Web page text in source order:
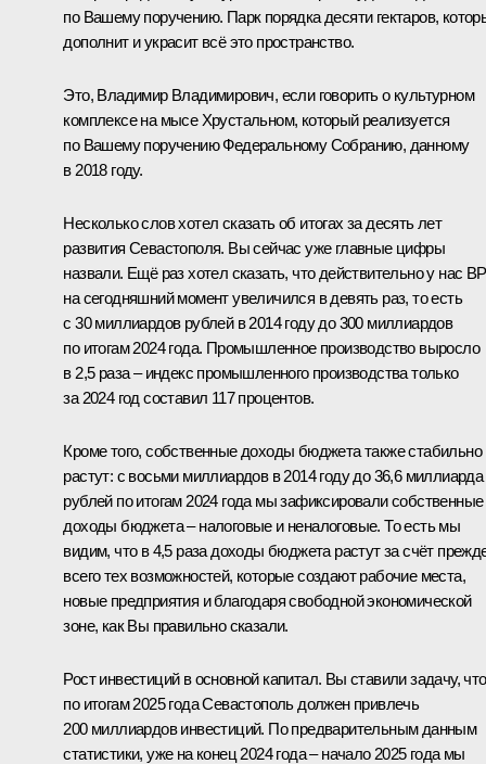
по Вашему поручению. Парк порядка десяти гектаров,
дополнит и украсит всё это пространство.
Это, Владимир Владимирович, если говорить о культурном
комплексе на мысе Хрустальном, который реализуется
по Вашему поручению Федеральному Собранию, данному
в 2018 году.
Несколько слов хотел сказать об итогах за десять лет
развития Севастополя. Вы сейчас уже главные цифры
назвали. Ещё раз хотел сказать, что действительно у нас
на сегодняшний момент увеличился в девять раз, то есть
с 30 миллиардов рублей в 2014 году до 300 миллиардов
по итогам 2024 года. Промышленное производство выросло
в 2,5 раза – индекс промышленного производства только
за 2024 год составил 117 процентов.
Кроме того, собственные доходы бюджета также стабильно
растут: с восьми миллиардов в 2014 году до 36,6 миллиарда
рублей по итогам 2024 года мы зафиксировали собственные
доходы бюджета – налоговые и неналоговые. То есть мы
видим, что в 4,5 раза доходы бюджета растут за счёт
всего тех возможностей, которые создают рабочие места,
новые предприятия и благодаря свободной экономической
зоне, как Вы правильно сказали.
Рост инвестиций в основной капитал. Вы ставили задачу, что
по итогам 2025 года Севастополь должен привлечь
200 миллиардов инвестиций. По предварительным данным
статистики, уже на конец 2024 года – начало 2025 года мы